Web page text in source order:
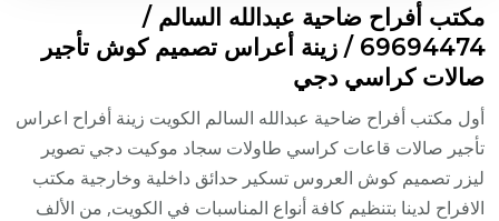
مكتب أفراح ضاحية عبدالله السالم /
69694474 / زينة أعراس تصميم كوش تأجير
صالات كراسي دجي
أول مكتب أفراح ضاحية عبدالله السالم الكويت زينة أفراح اعراس
تأجير صالات قاعات كراسي طاولات سجاد موكيت دجي تصوير
ليزر تصميم كوش العروس تسكير حدائق داخلية وخارجية مكتب
الافراح لدينا بتنظيم كافة أنواع المناسبات في الكويت, من الألف